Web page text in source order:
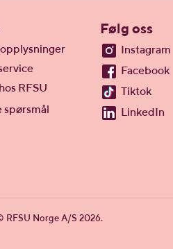
RFSU
spørsmål
Følg oss
Instagram
Facebook
Tiktok
LinkedIn
RFSU Norge A/S 2026.